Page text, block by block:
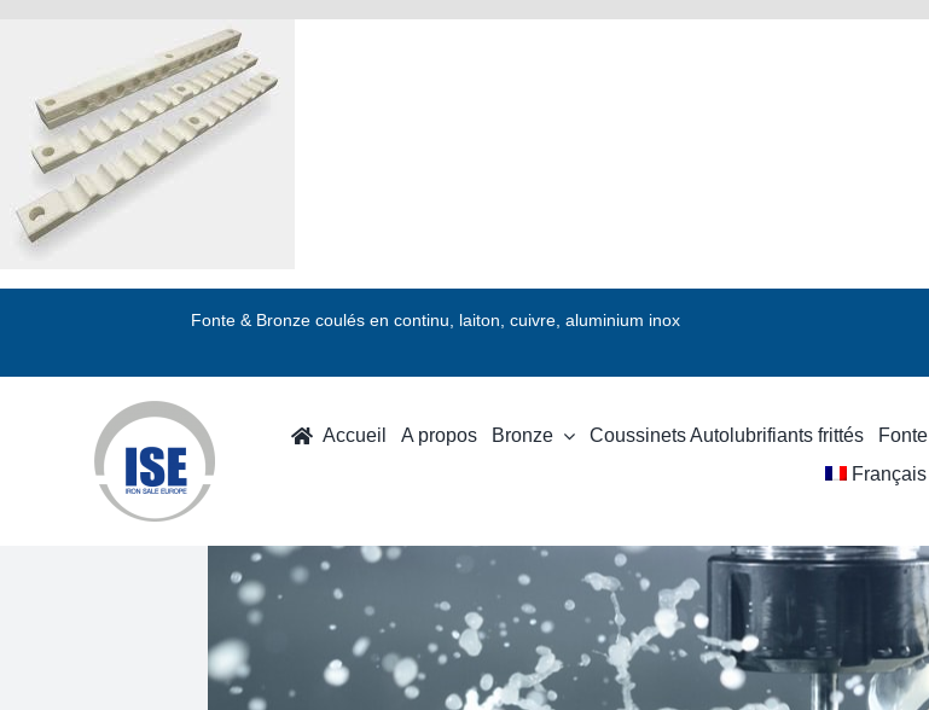
Fonte & Bronze coulés en continu, laiton, cuivre, aluminium inox
Accueil A propos Bronze Coussinets Autolubrifiants frittés Fonte
Français